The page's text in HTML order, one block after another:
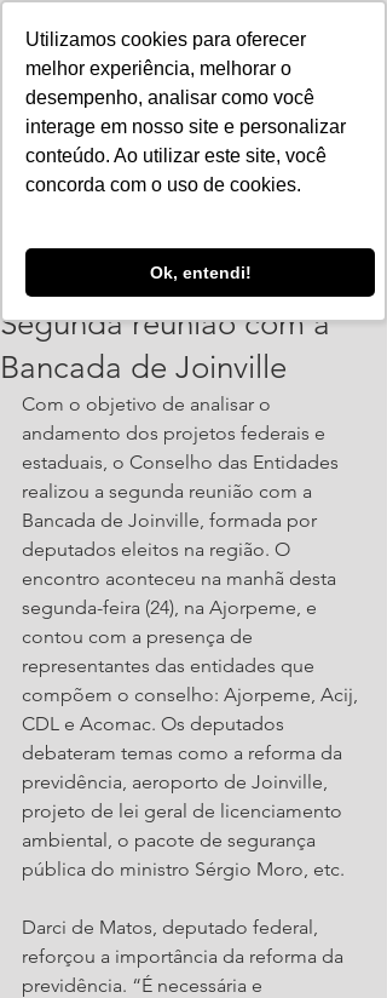
Utilizamos cookies para oferecer
melhor experiência, melhorar o
desempenho, analisar como você
interage em nosso site e personalizar
conteúdo. Ao utilizar este site, você
concorda com o uso de cookies.
Ok, entendi!
Segunda reunião com a
Bancada de Joinville
Com o objetivo de analisar o
andamento dos projetos federais e
estaduais, o Conselho das Entidades
realizou a segunda reunião com a
Bancada de Joinville, formada por
deputados eleitos na região. O
encontro aconteceu na manhã desta
segunda-feira (24), na Ajorpeme, e
contou com a presença de
representantes das entidades que
compõem o conselho: Ajorpeme, Acij,
CDL e Acomac. Os deputados
debateram temas como a reforma da
previdência, aeroporto de Joinville,
projeto de lei geral de licenciamento
ambiental, o pacote de segurança
pública do ministro Sérgio Moro, etc.
Darci de Matos, deputado federal,
reforçou a importância da reforma da
previdência. “É necessária e